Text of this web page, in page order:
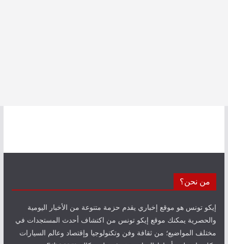
من نحن؟
إيكو تونس هو موقع إخباري يقدم حزمة متنوعة من الأخبار اليومية
والحصرية يمكنك موقع إيكو تونس من اكتشاف أحدث المستجدات في
مختلف المواضيع؛ من ثقافة وفن وتكنولوجيا وإقتصاد وعالم السيارات